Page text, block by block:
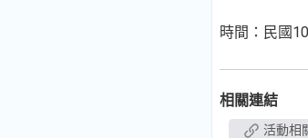
時間：民國
相關連結
活動相